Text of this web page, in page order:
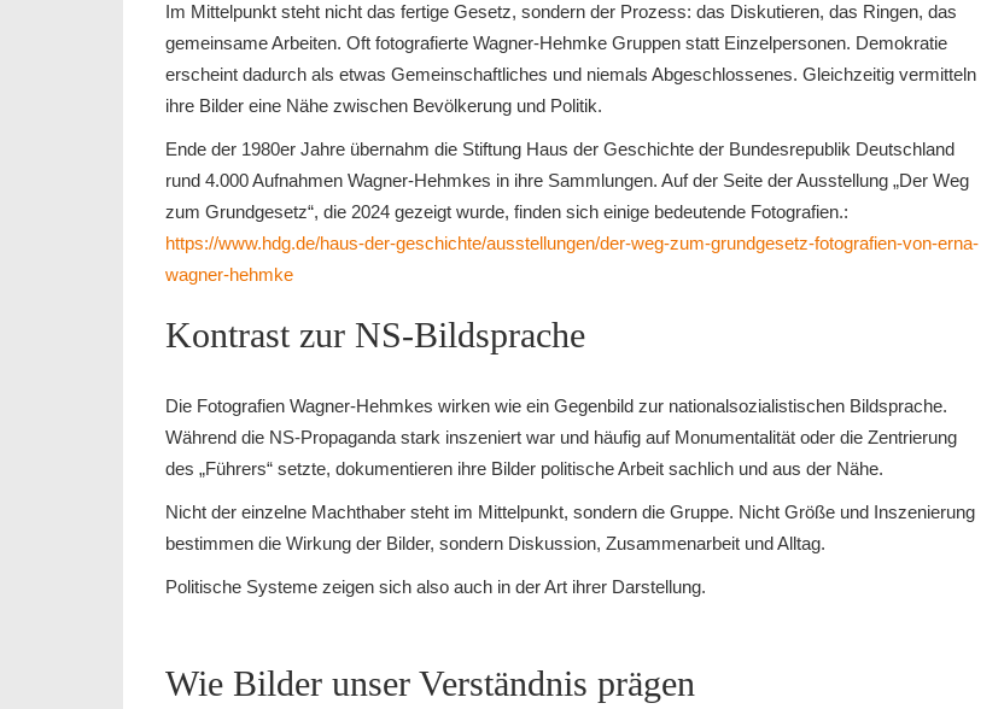
Im Mittelpunkt steht nicht das fertige Gesetz, sondern der Prozess: das Diskutieren, das Ringen, das
gemeinsame Arbeiten. Oft fotografierte Wagner-Hehmke Gruppen statt Einzelpersonen. Demokratie
erscheint dadurch als etwas Gemeinschaftliches und niemals Abgeschlossenes. Gleichzeitig vermitteln
ihre Bilder eine Nähe zwischen Bevölkerung und Politik.
Ende der 1980er Jahre übernahm die Stiftung Haus der Geschichte der Bundesrepublik Deutschland
rund 4.000 Aufnahmen Wagner-Hehmkes in ihre Sammlungen. Auf der Seite der Ausstellung „Der Weg
zum Grundgesetz“, die 2024 gezeigt wurde, finden sich einige bedeutende Fotografien.:
https://www.hdg.de/haus-der-geschichte/ausstellungen/der-weg-zum-grundgesetz-fotografien-von-erna-
wagner-hehmke
Kontrast zur NS-Bildsprache
Die Fotografien Wagner-Hehmkes wirken wie ein Gegenbild zur nationalsozialistischen Bildsprache.
Während die NS-Propaganda stark inszeniert war und häufig auf Monumentalität oder die Zentrierung
des „Führers“ setzte, dokumentieren ihre Bilder politische Arbeit sachlich und aus der Nähe.
Nicht der einzelne Machthaber steht im Mittelpunkt, sondern die Gruppe. Nicht Größe und Inszenierung
bestimmen die Wirkung der Bilder, sondern Diskussion, Zusammenarbeit und Alltag.
Politische Systeme zeigen sich also auch in der Art ihrer Darstellung.
Wie Bilder unser Verständnis prägen